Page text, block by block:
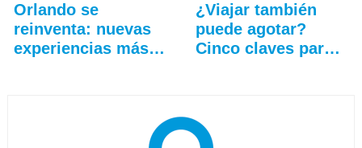
Orlando se
reinventa: nuevas
experiencias más
¿Viajar también
puede agotar?
Cinco claves para